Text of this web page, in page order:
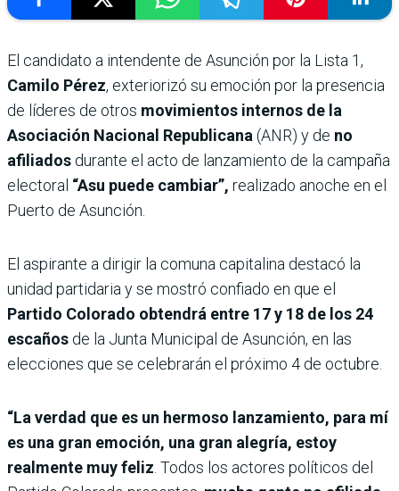
El candidato a intendente de Asunción por la Lista 1,
Camilo Pérez, exteriorizó su emoción por la presencia
de líderes de otros movimientos internos de la
Asociación Nacional Republicana (ANR) y de no
afiliados durante el acto de lanzamiento de la campaña
electoral “Asu puede cambiar”, realizado anoche en el
Puerto de Asunción.
El aspirante a dirigir la comuna capitalina destacó la
unidad partidaria y se mostró confiado en que el
Partido Colorado obtendrá entre 17 y 18 de los 24
escaños de la Junta Municipal de Asunción, en las
elecciones que se celebrarán el próximo 4 de octubre.
“La verdad que es un hermoso lanzamiento, para mí
es una gran emoción, una gran alegría, estoy
realmente muy feliz . Todos los actores políticos del